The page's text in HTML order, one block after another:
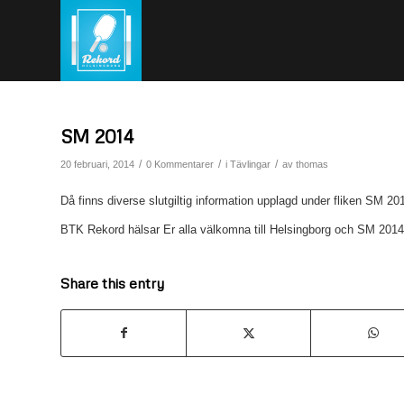
SM 2014
20 februari, 2014 / 0 Kommentarer / i Tävlingar / av thomas
Då finns diverse slutgiltig information upplagd under fliken SM
BTK Rekord hälsar Er alla välkomna till Helsingborg och SM
Share this entry